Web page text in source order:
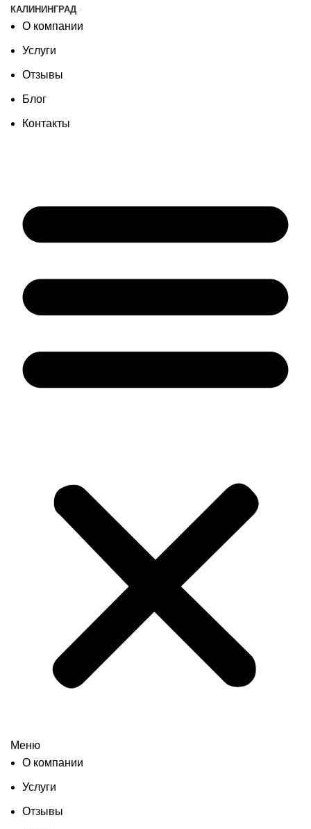
КАЛИНИНГРАД
О компании
Услуги
Отзывы
Блог
Контакты
Меню
О компании
Услуги
Отзывы